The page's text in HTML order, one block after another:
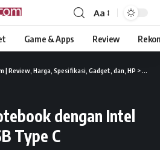
Aa
Game & Apps Review
| Review, Harga, Spesifikasi, Gadget, dan, HP >
dengan Intel
Type C